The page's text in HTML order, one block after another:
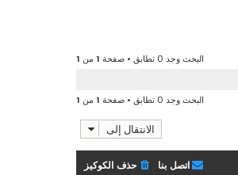
البحث وجد 0 تطابق • صفحة 1 من 1
البحث وجد 0 تطابق • صفحة
1 من 1
الانتقال إلى
حذف الكوكيز اتصل بنا